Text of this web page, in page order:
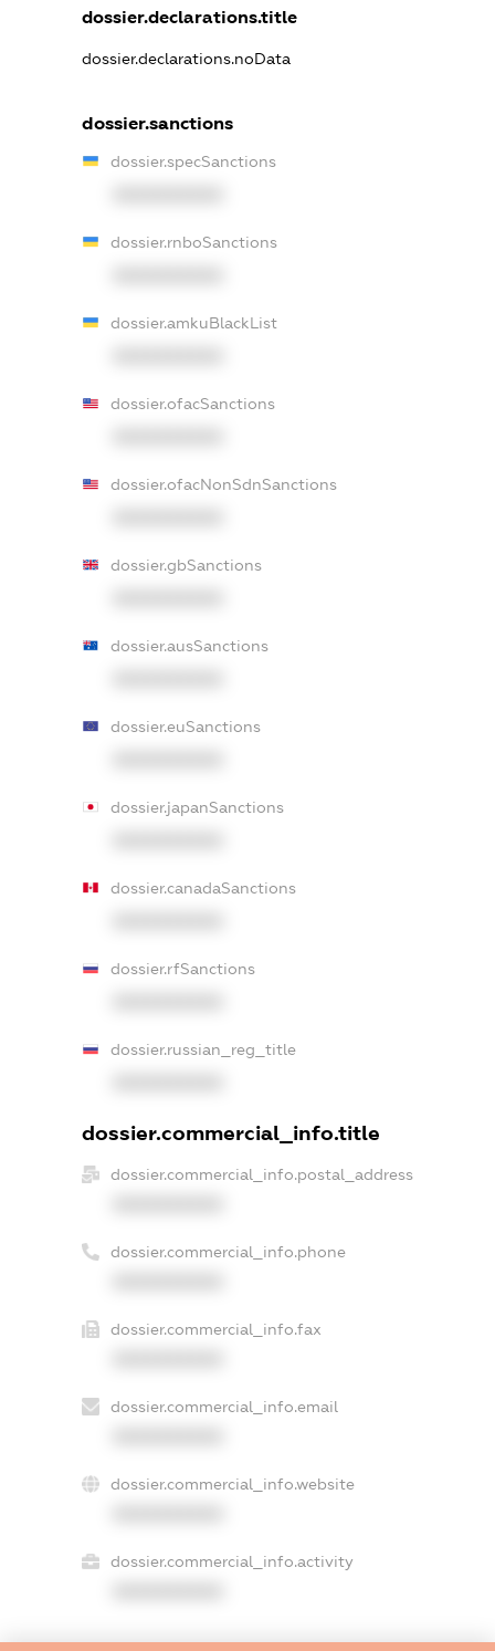
dossier.declarations.title
dossier.declarations.noData
dossier.sanctions
dossier.specSanctions
dossier.rnboSanctions
dossier.amkuBlackList
dossier.ofacSanctions
dossier.ofacNonSdnSanctions
dossier.gbSanctions
dossier.ausSanctions
dossier.euSanctions
dossier.japanSanctions
dossier.canadaSanctions
dossier.rfSanctions
dossier.russian_reg_title
dossier.commercial_info.title
dossier.commercial_info.postal_address
dossier.commercial_info.phone
dossier.commercial_info.fax
dossier.commercial_info.email
dossier.commercial_info.website
dossier.commercial_info.activity